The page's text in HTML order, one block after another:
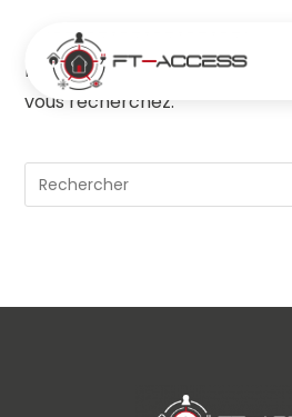
Il semble que nous ne
vous recherchez.